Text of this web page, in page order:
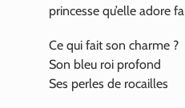
princesse qu’elle adore
Ce qui fait son charme ?
Son bleu roi profond
Ses perles de rocailles